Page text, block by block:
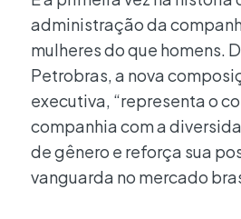
administração da
mulheres do que homens.
Petrobras, a nova
executiva, “representa o
companhia com a
de gênero e reforça sua
vanguarda no mercado